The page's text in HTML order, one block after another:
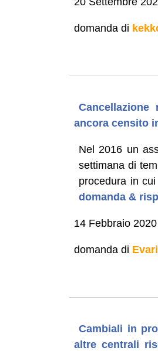
domanda di
ancora censito
Nel 2016 un
settimana di
procedura in
domanda &
14 Febbraio 2020
domanda di
Cambiali in
altre centrali